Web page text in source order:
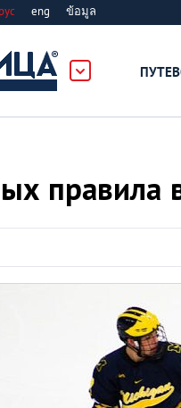
рус eng ข้อมูล
правила